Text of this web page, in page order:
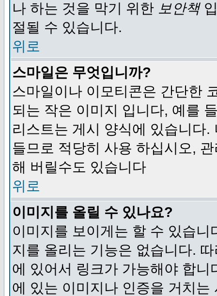
나 하는 것을 막기 위한 보안책
절될 수 있습니다.
위로
스마일은 무엇입니까?
스마일이나 이모티콘은 간단한
되는 작은 이미지 입니다, 예를
리스트는 게시 양식에 있습니다
들므로 적당히 사용 하십시오,
해 버릴수도 있습니다
위로
이미지를 올릴 수 있나요?
이미지를 보이게는 할 수 있습
지를 올리는 기능은 없습니다.
에 있어서 링크가 가능해야 합
에 있는 이미지나 인증을 거치